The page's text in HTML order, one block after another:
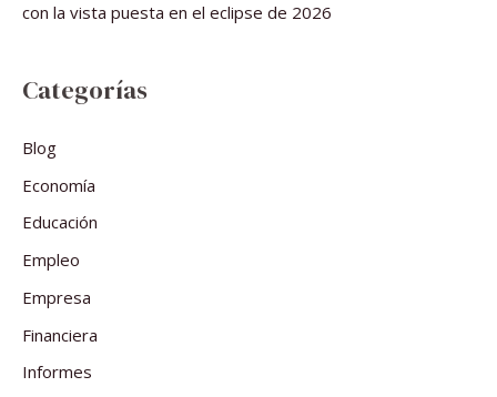
con la vista puesta en el eclipse de 2026
Categorías
Blog
Economía
Educación
Empleo
Empresa
Financiera
Informes